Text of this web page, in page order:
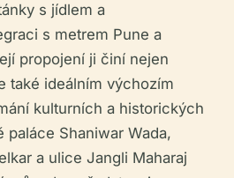
s jídlem a
s metrem Pune a
propojení ji činí nejen
také ideálním výchozím
kulturních a historických
Shaniwar Wada,
a ulice Jangli Maharaj